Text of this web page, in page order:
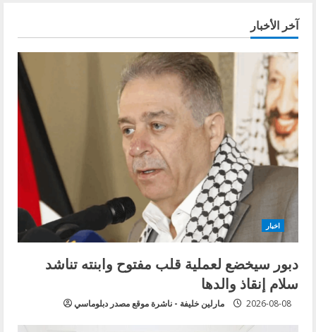
آخر الأخبار
اخبار
دبور سيخضع لعملية قلب مفتوح وابنته تناشد
سلام إنقاذ والدها
مارلين خليفة - ناشرة موقع مصدر دبلوماسي 2026-08-08